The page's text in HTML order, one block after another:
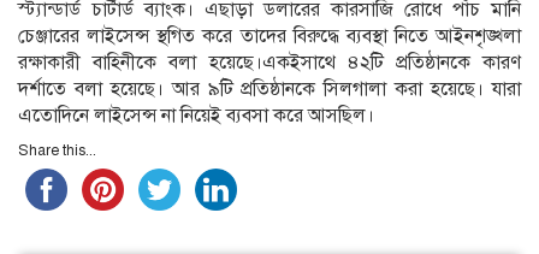
স্ট্যান্ডার্ড চার্টার্ড ব্যাংক। এছাড়া ডলারের কারসাজি রোধে পাঁচ মানি
চেঞ্জারের লাইসেন্স স্থগিত করে তাদের বিরুদ্ধে ব্যবস্থা নিতে আইনশৃঙ্খলা
রক্ষাকারী বাহিনীকে বলা হয়েছে।একইসাথে ৪২টি প্রতিষ্ঠানকে কারণ
দর্শাতে বলা হয়েছে। আর ৯টি প্রতিষ্ঠানকে সিলগালা করা হয়েছে। যারা
এতোদিনে লাইসেন্স না নিয়েই ব্যবসা করে আসছিল।
Share this...